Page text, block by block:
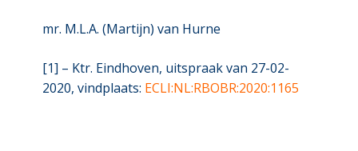
mr. M.L.A. (Martijn) van Hurne
[1] – Ktr. Eindhoven, uitspraak van 27-02-
2020, vindplaats: ECLI:NL:RBOBR:2020:1165